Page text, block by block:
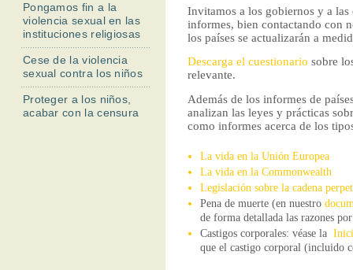
Invitamos a los gobiernos y a
informes, bien contactando con
los países se actualizarán a
Descarga el cuestionario sobre
relevante.
Además de los informes de
analizan las leyes y prácticas
como informes acerca de los
La vida en la Unión Europea
La vida en la Commonwealth
Legislación sobre la cadena
Pena de muerte (en nuestro
de forma detallada las razones
Castigos corporales: véase la
que el castigo corporal (incluido
Pongamos fin a la
violencia sexual en las
instituciones religiosas
Cese de la violencia
sexual contra los niños
Proteger a los niños,
acabar con la censura